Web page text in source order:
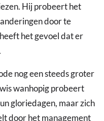
Hij probeert het
door te
het gevoel dat er
nog een steeds groter
wanhopig probeert
gloriedagen, maar zich
door het management